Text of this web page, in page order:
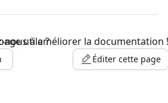
utile ?
nous à améliorer la documentation !
Éditer cette page